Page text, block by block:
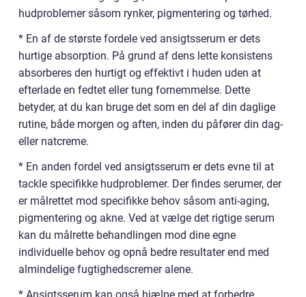
hudproblemer såsom rynker, pigmentering og tørhed.
* En af de største fordele ved ansigtsserum er dets
hurtige absorption. På grund af dens lette konsistens
absorberes den hurtigt og effektivt i huden uden at
efterlade en fedtet eller tung fornemmelse. Dette
betyder, at du kan bruge det som en del af din daglige
rutine, både morgen og aften, inden du påfører din dag-
eller natcreme.
* En anden fordel ved ansigtsserum er dets evne til at
tackle specifikke hudproblemer. Der findes serumer, der
er målrettet mod specifikke behov såsom anti-aging,
pigmentering og akne. Ved at vælge det rigtige serum
kan du målrette behandlingen mod dine egne
individuelle behov og opnå bedre resultater end med
almindelige fugtighedscremer alene.